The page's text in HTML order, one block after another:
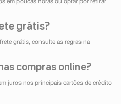
em poucas horas ou optar por retirar
grátis?
grátis, consulte as regras na
compras online?
juros nos principais cartões de crédito